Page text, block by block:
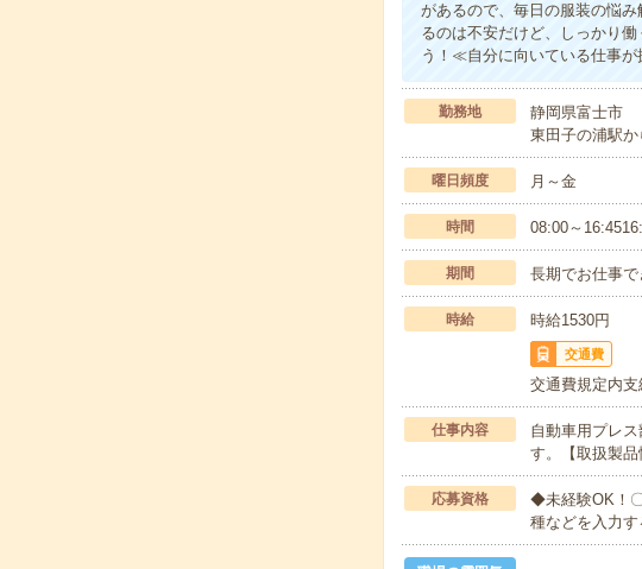
があるので、毎日の服装の悩
るのは不安だけど、しっかり
う！≪自分に向いている仕事
勤務地
静岡県富士市
東田子の浦駅か
曜日頻度 月～金
時間 08:00～
期間 長期でお仕事で
時給 時給1530円
交通費
交通費規定内支
仕事内容
自動車用プレ
す。【取扱製
応募資格
◆未経験OK！
種などを入力